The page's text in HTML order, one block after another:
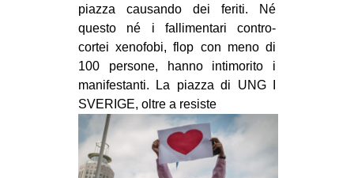
piazza causando dei feriti. Né
questo né i fallimentari contro-
cortei xenofobi, flop con meno di
100 persone, hanno intimorito i
manifestanti. La piazza di UNG I
SVERIGE, oltre a resiste